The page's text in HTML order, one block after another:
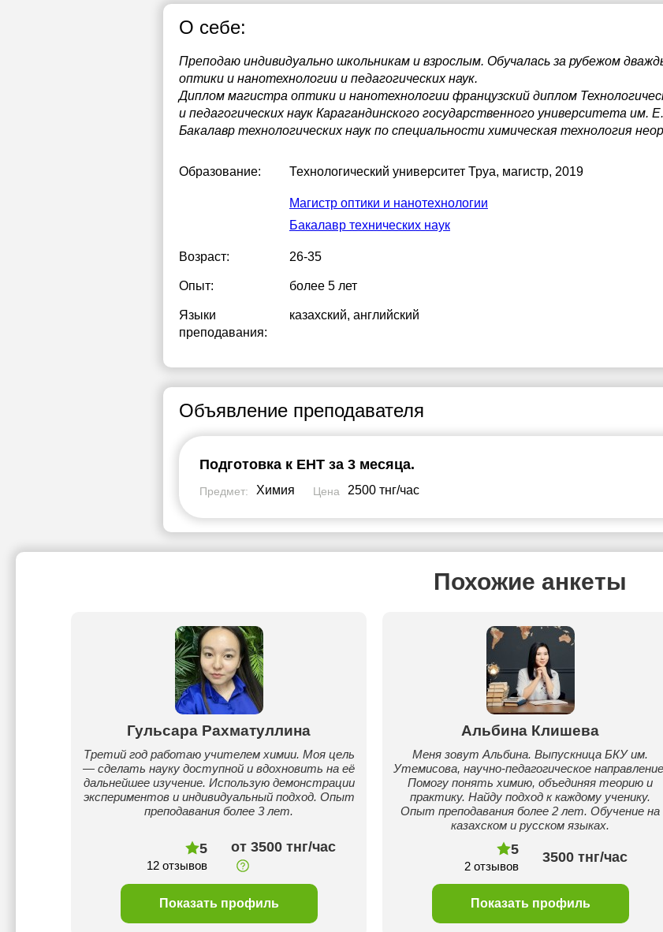
О себе:
Преподаю индивидуально школьникам и взрослым. Обучалась за рубежом
оптики и нанотехнологии и педагогических наук.
Диплом магистра оптики и нанотехнологии французский диплом
и педагогических наук Карагандинского государственного университета им.
Бакалавр технологических наук по специальности химическая технология
Образование: Технологический университет Труа, магистр, 2019
Магистр оптики и нанотехнологии
Бакалавр технических наук
Возраст: 26-35
Опыт: более 5 лет
Языки
преподавания:
казахский, английский
Объявление преподавателя
Подготовка к ЕНТ за 3 месяца.
Предмет: Химия Цена 2500 тнг/час
Похожие анкеты
Гульсара Рахматуллина
Третий год работаю учителем химии. Моя цель
— сделать науку доступной и вдохновить на её
дальнейшее изучение. Использую демонстрации
экспериментов и индивидуальный подход. Опыт
преподавания более 3 лет.
5
12 отзывов
от 3500 тнг/час
Показать профиль
Альбина Клишева
Меня зовут Альбина. Выпускница БКУ им.
Утемисова, научно-педагогическое
Помогу понять химию, объединяя теорию и
практику. Найду подход к каждому ученику.
Опыт преподавания более 2 лет. Обучение на
казахском и русском языках.
5
2 отзывов
3500 тнг/час
Показать профиль